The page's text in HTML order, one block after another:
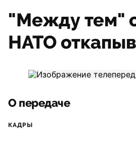
"Между тем"
НАТО
О передаче
КАДРЫ